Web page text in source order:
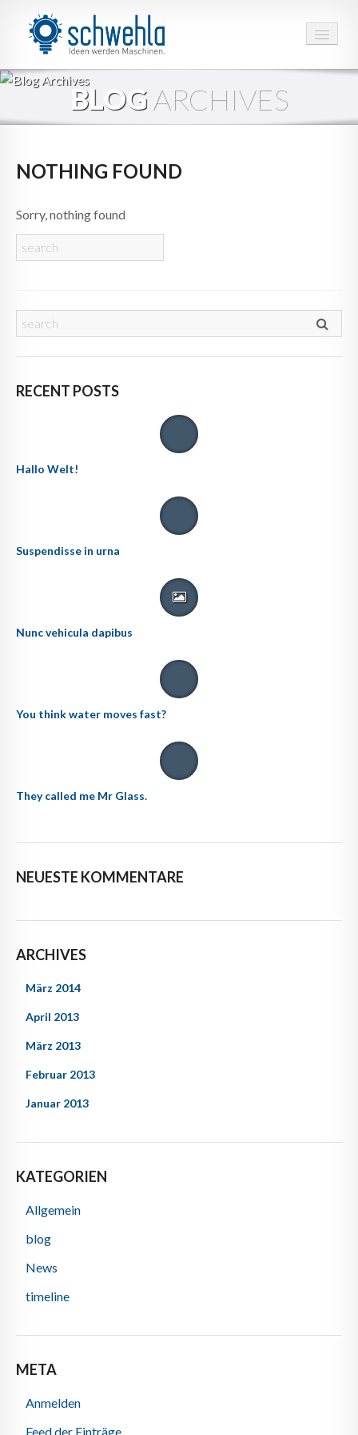
HOME
LEISTUNGEN
3D MODELLE
KONTAKT
BLOG ARCHIVES
NOTHING FOUND
Sorry, nothing found
RECENT POSTS
Hallo Welt!
Suspendisse in urna
Nunc vehicula dapibus
You think water moves fast?
They called me Mr Glass.
NEUESTE KOMMENTARE
ARCHIVES
März 2014
April 2013
März 2013
Februar 2013
Januar 2013
KATEGORIEN
Allgemein
blog
News
timeline
META
Anmelden
Feed der Einträge